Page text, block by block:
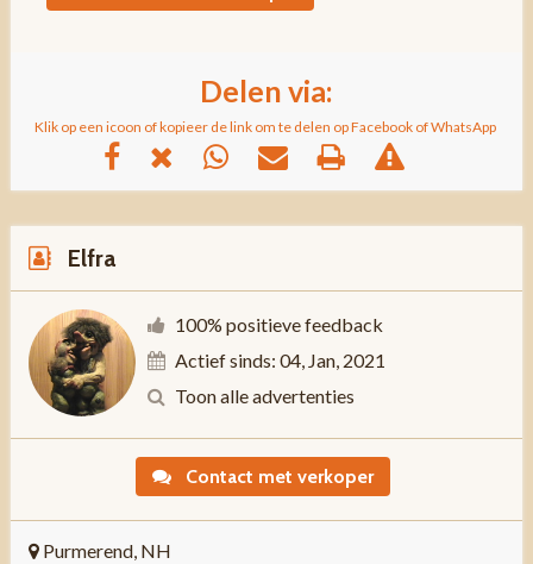
Delen via:
Klik op een icoon of kopieer de link om te delen op Facebook of WhatsApp
Elfra
100% positieve feedback
Actief sinds: 04, Jan, 2021
Toon alle advertenties
Contact met verkoper
Purmerend, NH